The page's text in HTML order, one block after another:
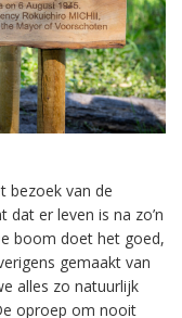
bezoek van de
dat er leven is na zo’n
boom doet het goed,
gemaakt van
alles zo natuurlijk
oproep om nooit